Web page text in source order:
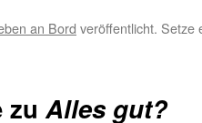
an Bord veröffentlicht.
zuAlles gut?